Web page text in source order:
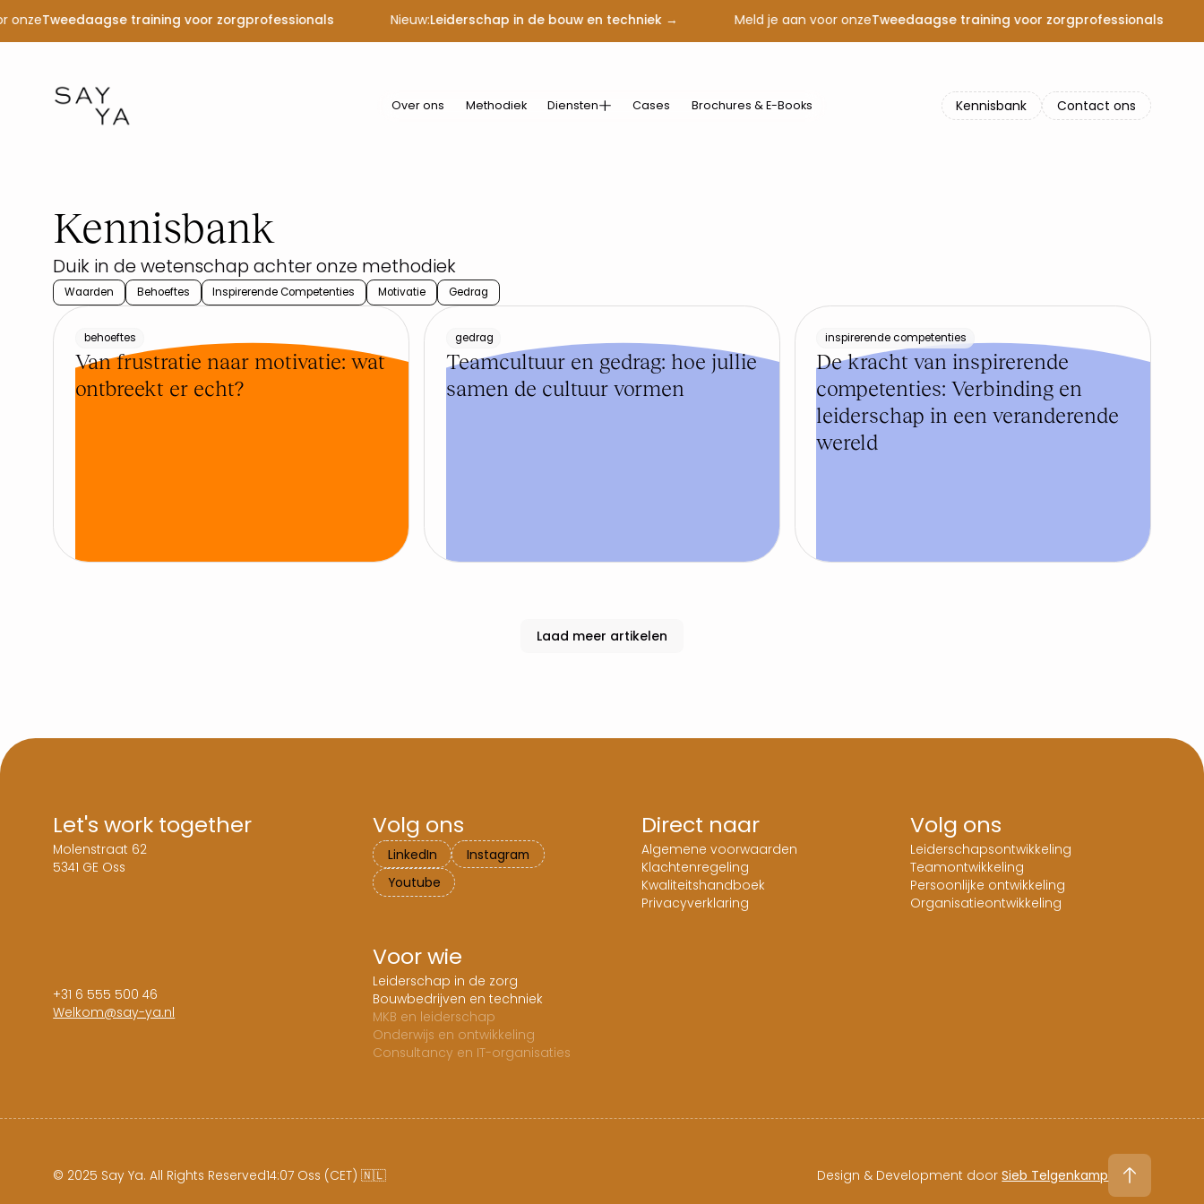
onzeTweedaagse training voor zorgprofessionals Nieuw:Leiderschap in de bouw en techniek → Meld je aan voor onzeTweedaagse training voor zorgprofessionals
Over ons Methodiek Diensten Cases Brochures & E-Books Kennisbank Contact ons
Kennisbank
Duik in de wetenschap achter onze methodiek
Waarden Behoeftes Inspirerende Competenties Motivatie Gedrag
behoeftes
Van frustratie naar motivatie: wat
ontbreekt er echt?
gedrag
Teamcultuur en gedrag: hoe jullie
samen de cultuur vormen
inspirerende competenties
De kracht van inspirerende
competenties: Verbinding en
leiderschap in een veranderende
wereld
Laad meer artikelen
Let's work together
Molenstraat 62
5341 GE Oss
+31 6 555 500 46
Welkom@say-ya.nl
Volg ons
LinkedIn
Instagram
Youtube
Direct naar
Algemene voorwaarden
Klachtenregeling
Kwaliteitshandboek
Privacyverklaring
Volg ons
Leiderschapsontwikkeling
Teamontwikkeling
Persoonlijke ontwikkeling
Organisatieontwikkeling
Voor wie
Leiderschap in de zorg
Bouwbedrijven en techniek
MKB en leiderschap
Onderwijs en ontwikkeling
Consultancy en IT-organisaties
© 2025 Say Ya. All Rights Reserved14:07 Oss (CET) 🇳🇱 Design & Development doorSieb Telgenkamp